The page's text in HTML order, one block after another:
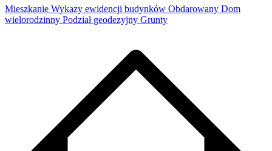
Mieszkanie Wykazy ewidencji budynków Obdarowany Dom
wielorodzinny Podział geodezyjny Grunty